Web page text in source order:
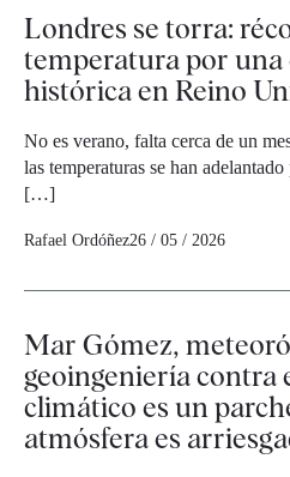
Londres se torra:
temperatura por una
histórica en Reino
No es verano, falta cerca de un
las temperaturas se han
[…]
Rafael Ordóñez26 / 05 / 2026
Mar Gómez,
geoingeniería contra
climático es un
atmósfera es